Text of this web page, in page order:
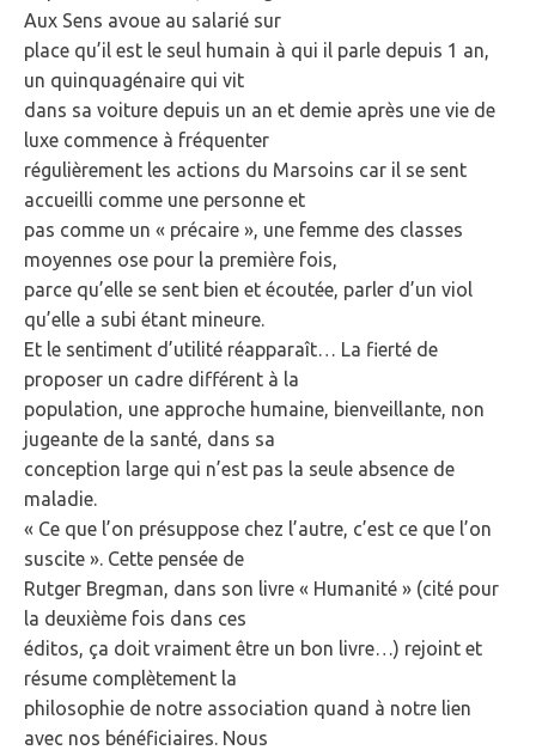
Aux Sens avoue au salarié sur
place qu’il est le seul humain à qui il parle depuis 1 an,
un quinquagénaire qui vit
dans sa voiture depuis un an et demie après une vie de
luxe commence à fréquenter
régulièrement les actions du Marsoins car il se sent
accueilli comme une personne et
pas comme un « précaire », une femme des classes
moyennes ose pour la première fois,
parce qu’elle se sent bien et écoutée, parler d’un viol
qu’elle a subi étant mineure.
Et le sentiment d’utilité réapparaît… La fierté de
proposer un cadre différent à la
population, une approche humaine, bienveillante, non
jugeante de la santé, dans sa
conception large qui n’est pas la seule absence de
maladie.
« Ce que l’on présuppose chez l’autre, c’est ce que l’on
suscite ». Cette pensée de
Rutger Bregman, dans son livre « Humanité » (cité pour
la deuxième fois dans ces
éditos, ça doit vraiment être un bon livre…) rejoint et
résume complètement la
philosophie de notre association quand à notre lien
avec nos bénéficiaires. Nous